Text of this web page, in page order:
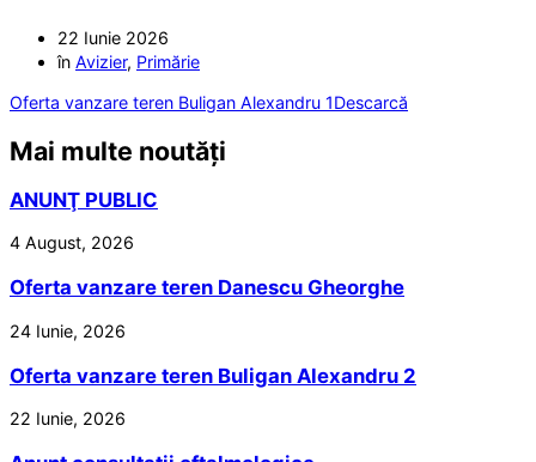
22 Iunie 2026
în Avizier, Primărie
Oferta vanzare teren Buligan Alexandru 1Descarcă
Mai multe noutăți
ANUNŢ PUBLIC
4 August, 2026
Oferta vanzare teren Danescu Gheorghe
24 Iunie, 2026
Oferta vanzare teren Buligan Alexandru 2
22 Iunie, 2026